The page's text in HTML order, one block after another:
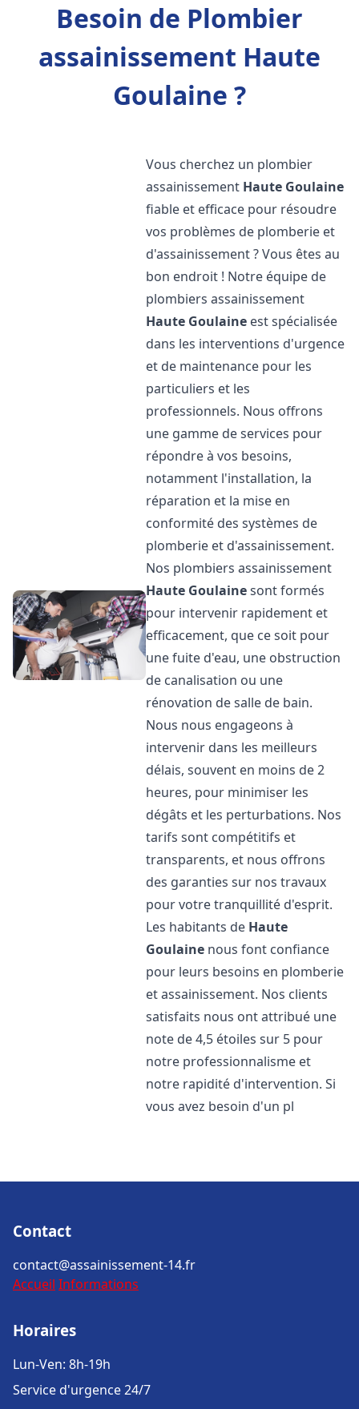
Besoin de Plombier
assainissement Haute
Goulaine ?
Vous cherchez un plombier
assainissement Haute Goulaine
fiable et efficace pour résoudre
vos problèmes de plomberie et
d'assainissement ? Vous êtes au
bon endroit ! Notre équipe de
plombiers assainissement
Haute Goulaine est spécialisée
dans les interventions d'urgence
et de maintenance pour les
particuliers et les
professionnels. Nous offrons
une gamme de services pour
répondre à vos besoins,
notamment l'installation, la
réparation et la mise en
conformité des systèmes de
plomberie et d'assainissement.
Nos plombiers assainissement
Haute Goulainesont formés
pour intervenir rapidement et
efficacement, que ce soit pour
une fuite d'eau, une obstruction
de canalisation ou une
rénovation de salle de bain.
Nous nous engageons à
intervenir dans les meilleurs
délais, souvent en moins de 2
heures, pour minimiser les
dégâts et les perturbations. Nos
tarifs sont compétitifs et
transparents, et nous offrons
des garanties sur nos travaux
pour votre tranquillité d'esprit.
Les habitants de Haute
Goulaine nous font confiance
pour leurs besoins en plomberie
et assainissement. Nos clients
satisfaits nous ont attribué une
note de 4,5 étoiles sur 5 pour
notre professionnalisme et
notre rapidité d'intervention. Si
vous avez besoin d'un pl
Contact
contact@assainissement-14.fr
Accueil Informations
Horaires
Lun-Ven: 8h-19h
Service d'urgence 24/7